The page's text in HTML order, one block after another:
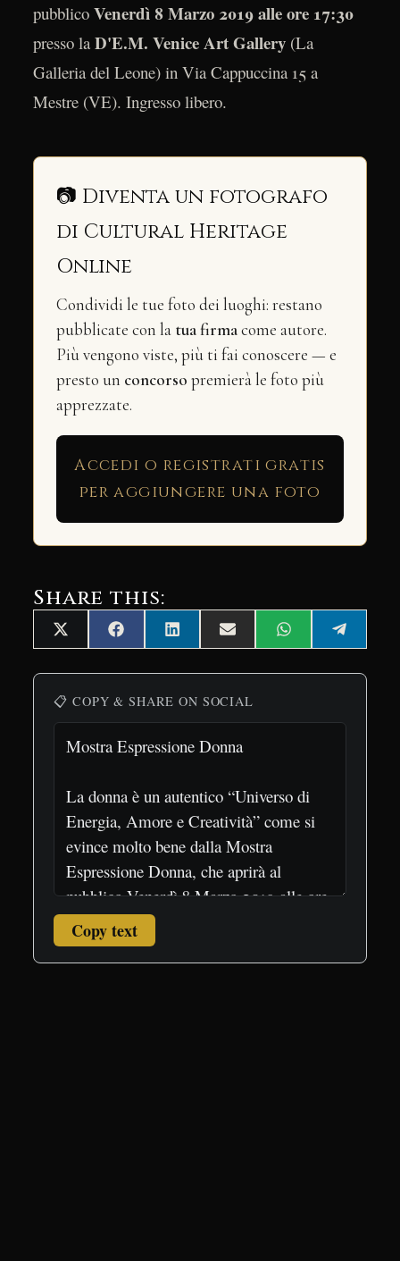
pubblico Venerdì 8 Marzo 2019 alle ore 17:30
presso la D'E.M. Venice Art Gallery(La
Galleria del Leone) in Via Cappuccina 15 a
Mestre (VE). Ingresso libero.
📷 Diventa un fotografo
di Cultural Heritage
Online
Condividi le tue foto dei luoghi: restano
pubblicate con la tua firmacome autore.
Più vengono viste, più ti fai conoscere — e
presto un concorso premierà le foto più
apprezzate.
Accedi o registrati gratis
per aggiungere una foto
Share this:
Share
on
X
(Twitter)
Share
on
FacebookShare
on
LinkedInShare
on
Email Share
on
WhatsAppShare
on
📋 COPY & SHARE ON SOCIAL
Copy text